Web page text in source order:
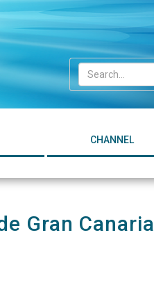
CHANNEL
Gran Canaria